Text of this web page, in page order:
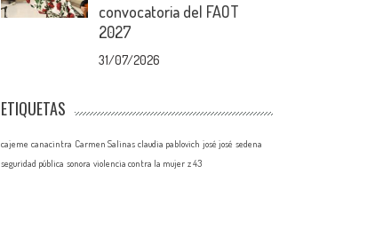
convocatoria del FAOT
2027
31/07/2026
ETIQUETAS
cajeme canacintra Carmen Salinas claudia pablovich josé josé sedena
seguridad pública sonora violencia contra la mujer z 43